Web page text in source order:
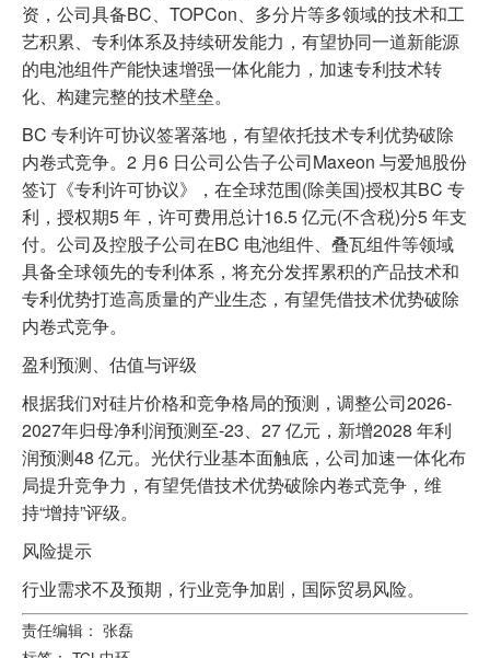
资，公司具备BC、TOPCon、多分片等多领域的技术和工
艺积累、专利体系及持续研发能力，有望协同一道新能源
的电池组件产能快速增强一体化能力，加速专利技术转
化、构建完整的技术壁垒。
BC 专利许可协议签署落地，有望依托技术专利优势破除
内卷式竞争。2 月6 日公司公告子公司Maxeon 与爱旭股份
签订《专利许可协议》，在全球范围(除美国)授权其BC 专
利，授权期5 年，许可费用总计16.5 亿元(不含税)分5 年支
付。公司及控股子公司在BC 电池组件、叠瓦组件等领域
具备全球领先的专利体系，将充分发挥累积的产品技术和
专利优势打造高质量的产业生态，有望凭借技术优势破除
内卷式竞争。
盈利预测、估值与评级
根据我们对硅片价格和竞争格局的预测，调整公司2026-
2027年归母净利润预测至-23、27 亿元，新增2028 年利
润预测48 亿元。光伏行业基本面触底，公司加速一体化布
局提升竞争力，有望凭借技术优势破除内卷式竞争，维
持“增持”评级。
风险提示
行业需求不及预期，行业竞争加剧，国际贸易风险。
责任编辑： 张磊